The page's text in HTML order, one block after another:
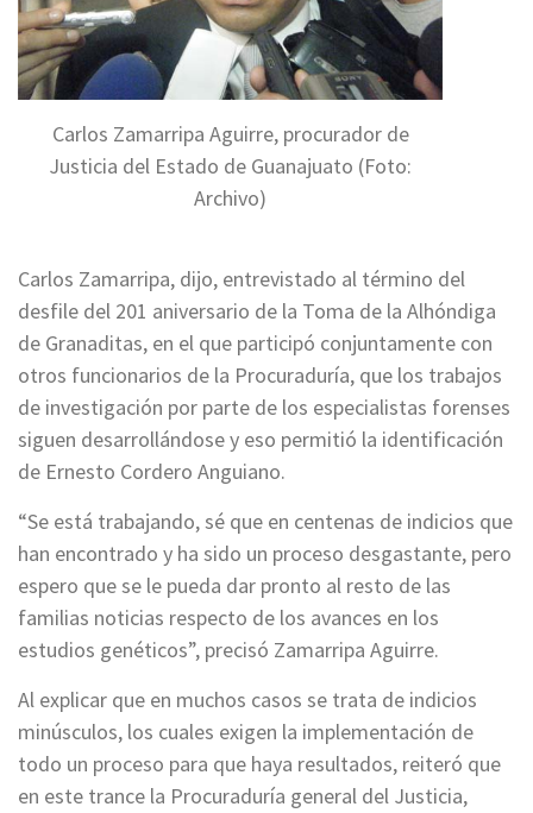
Carlos Zamarripa Aguirre, procurador de
Justicia del Estado de Guanajuato (Foto:
Archivo)
Carlos Zamarripa, dijo, entrevistado al término del
desfile del 201 aniversario de la Toma de la Alhóndiga
de Granaditas, en el que participó conjuntamente con
otros funcionarios de la Procuraduría, que los trabajos
de investigación por parte de los especialistas forenses
siguen desarrollándose y eso permitió la identificación
de Ernesto Cordero Anguiano.
“Se está trabajando, sé que en centenas de indicios que
han encontrado y ha sido un proceso desgastante, pero
espero que se le pueda dar pronto al resto de las
familias noticias respecto de los avances en los
estudios genéticos”, precisó Zamarripa Aguirre.
Al explicar que en muchos casos se trata de indicios
minúsculos, los cuales exigen la implementación de
todo un proceso para que haya resultados, reiteró que
en este trance la Procuraduría general del Justicia,